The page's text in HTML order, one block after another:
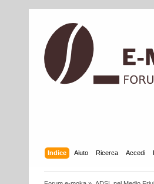
Indice Aiuto Ricerca Accedi